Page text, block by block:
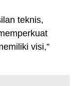
teknis,
visi,”